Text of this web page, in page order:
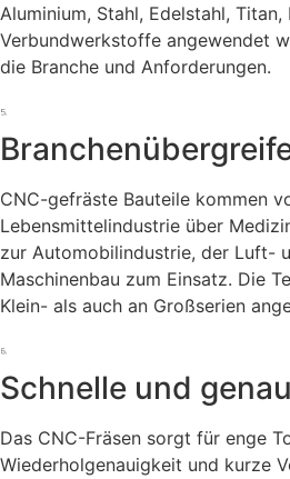
Aluminium, Stahl, Edelstahl,
Verbundwerkstoffe angewendet
die Branche und Anforderungen.
CNC-gefräste Bauteile kommen
Lebensmittelindustrie über
zur Automobilindustrie, der Luft-
Maschinenbau zum Einsatz. Die
Klein- als auch an Großserien
Schnelle und
Das CNC-Fräsen sorgt für enge
Wiederholgenauigkeit und kurze